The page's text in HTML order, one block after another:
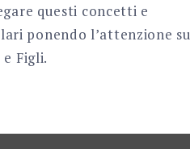
questi concetti e
ponendo l’attenzione su
Figli.